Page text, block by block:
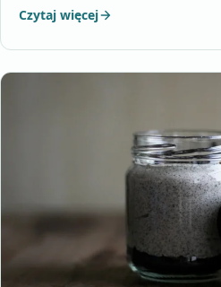
Czytaj więcej